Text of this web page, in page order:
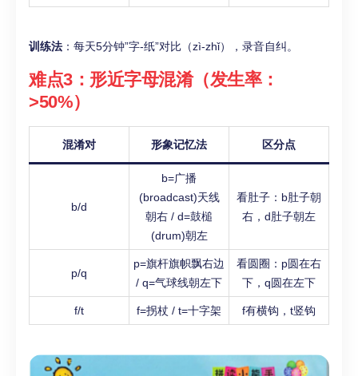
训练法 ：每天5分钟”字-纸”对比（zì-zhǐ），录音自纠。
难点3：形近字母混淆（发生率：
>50%）
混淆对 形象记忆法 区分点
b/d
b=广播
(broadcast)天线
朝右 / d=鼓槌
(drum)朝左
看肚子：b肚子朝
右，d肚子朝左
p/q
p=旗杆旗帜飘右边
/ q=气球线朝左下
看圆圈：p圆在右
下，q圆在左下
f/t f=拐杖 / t=十字架 f有横钩，t竖钩